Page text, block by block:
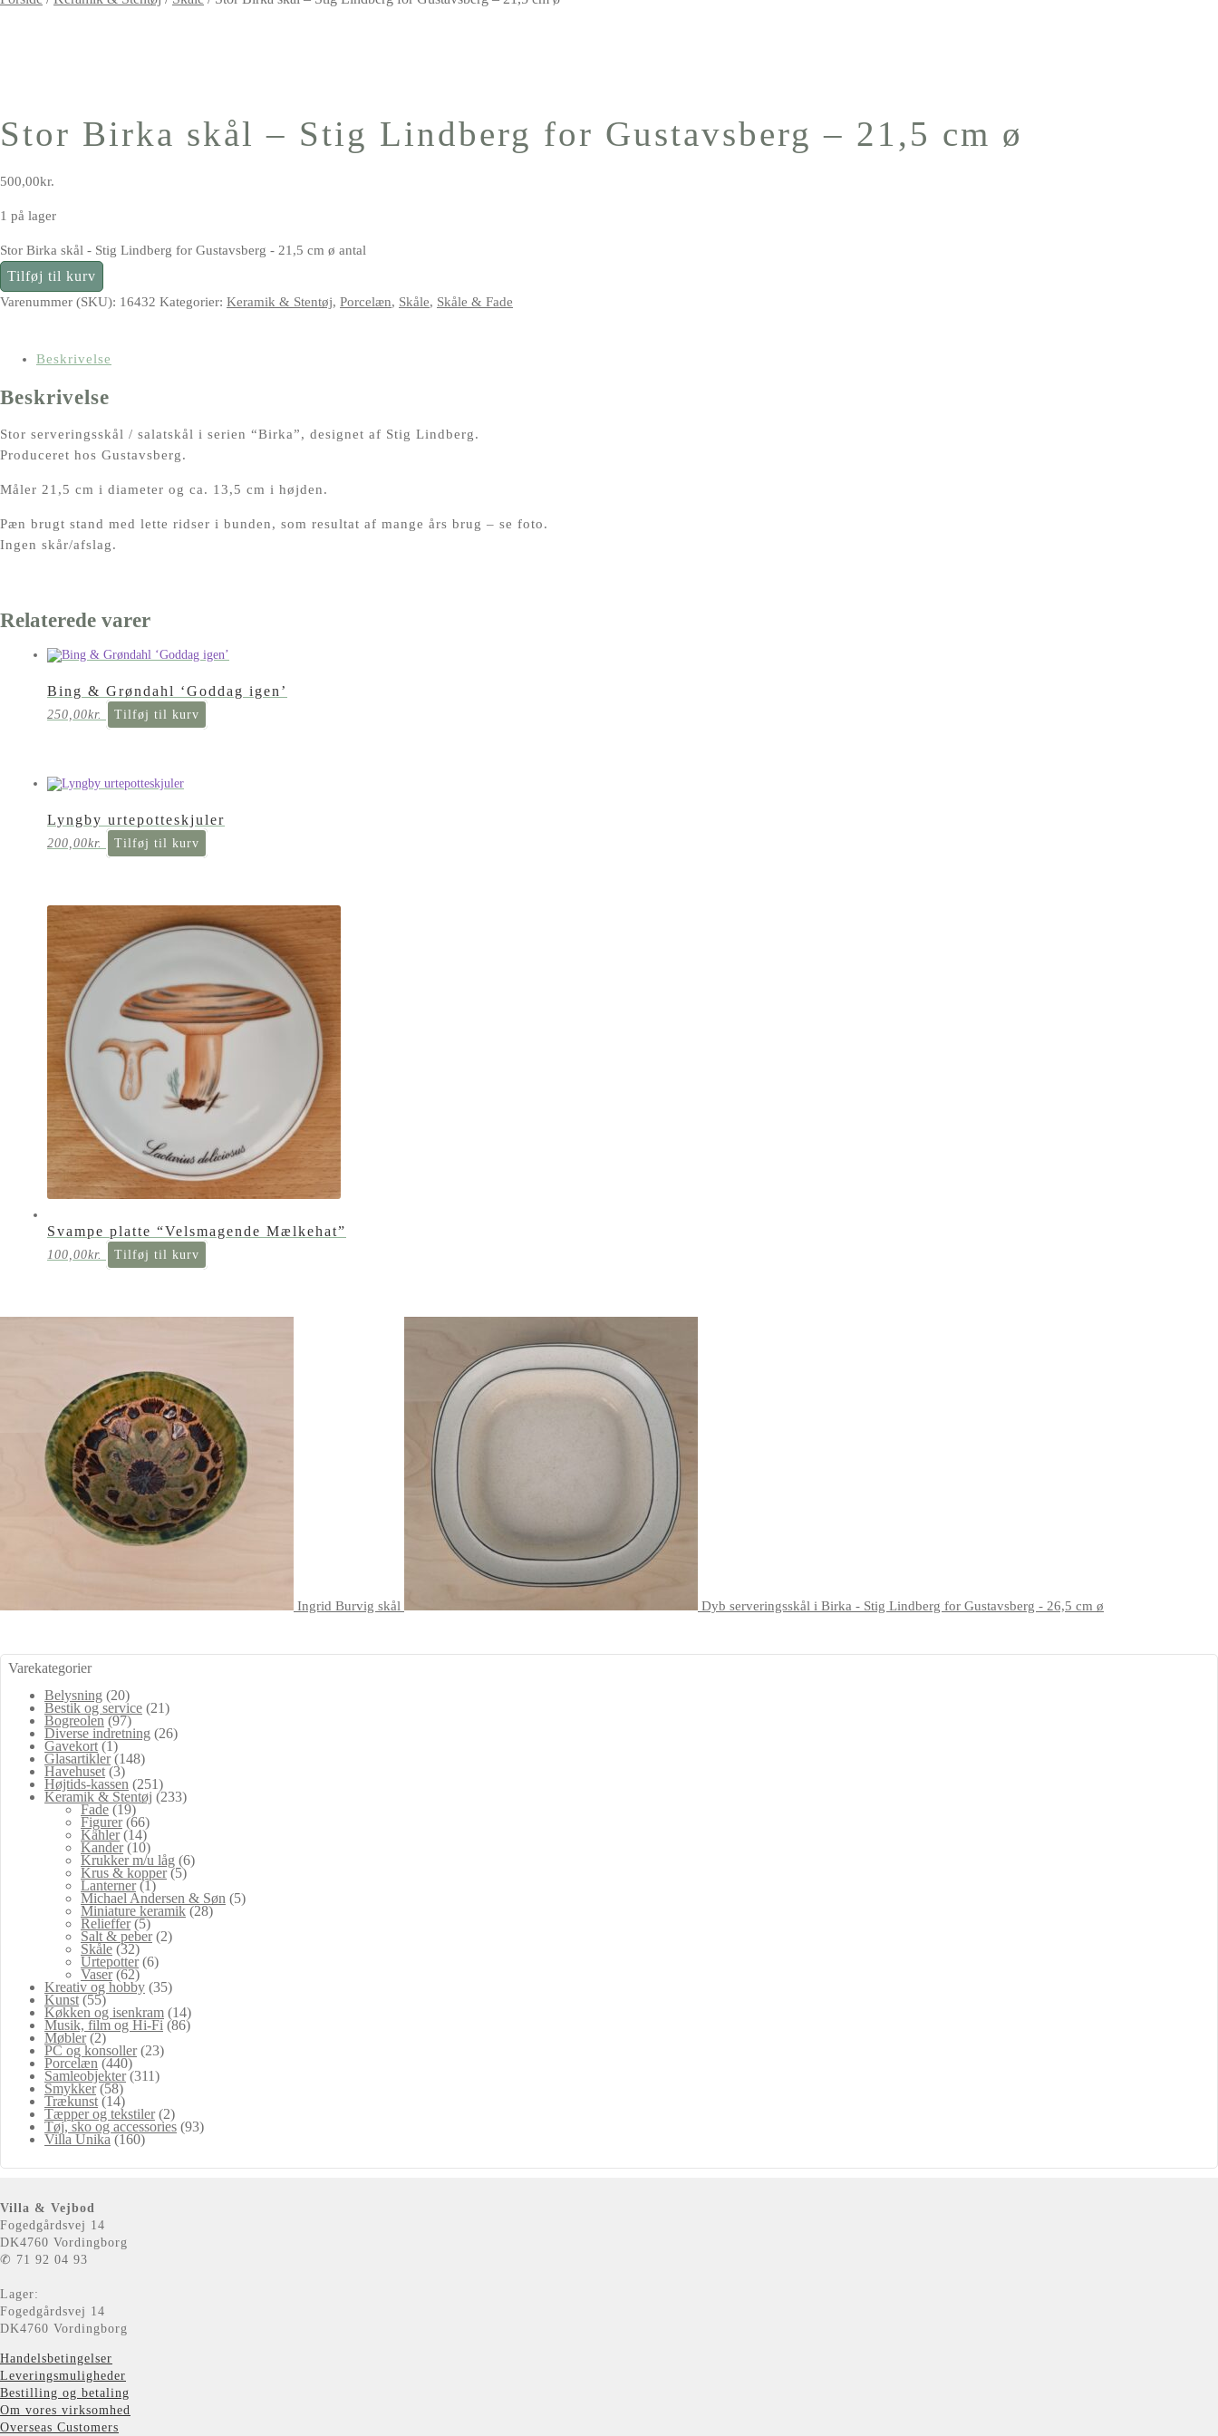
Stor Birka skål – Stig Lindberg for Gustavsberg – 21,5 cm ø
500,00kr.
1 på lager
Stor Birka skål - Stig Lindberg for Gustavsberg - 21,5 cm ø antal
Tilføj til kurv
Varenummer (SKU): 16432 Kategorier: Keramik & Stentøj, Porcelæn, Skåle, Skåle & Fade
Beskrivelse
Beskrivelse
Stor serveringsskål / salatskål i serien “Birka”, designet af Stig Lindberg.
Produceret hos Gustavsberg.
Måler 21,5 cm i diameter og ca. 13,5 cm i højden.
Pæn brugt stand med lette ridser i bunden, som resultat af mange års brug – se foto.
Ingen skår/afslag.
Relaterede varer
Bing & Grøndahl ‘Goddag igen’
250,00kr. Tilføj til kurv
Lyngby urtepotteskjuler
200,00kr. Tilføj til kurv
Svampe platte “Velsmagende Mælkehat”
100,00kr. Tilføj til kurv
Ingrid Burvig skål Dyb serveringsskål i Birka - Stig Lindberg for Gustavsberg - 26,5 cm ø
Varekategorier
Belysning (20)
Bestik og service (21)
Bogreolen (97)
Diverse indretning (26)
Gavekort (1)
Glasartikler (148)
Havehuset (3)
Højtids-kassen (251)
Keramik & Stentøj (233)
Fade (19)
Figurer (66)
Kähler (14)
Kander (10)
Krukker m/u låg (6)
Krus & kopper (5)
Lanterner (1)
Michael Andersen & Søn (5)
Miniature keramik (28)
Relieffer (5)
Salt & peber (2)
Skåle (32)
Urtepotter (6)
Vaser (62)
Kreativ og hobby (35)
Kunst (55)
Køkken og isenkram (14)
Musik, film og Hi-Fi (86)
Møbler (2)
PC og konsoller (23)
Porcelæn (440)
Samleobjekter (311)
Smykker (58)
Trækunst (14)
Tæpper og tekstiler (2)
Tøj, sko og accessories (93)
Villa Unika (160)
Villa & Vejbod
Fogedgårdsvej 14
DK4760 Vordingborg
✆ 71 92 04 93
Lager:
Fogedgårdsvej 14
DK4760 Vordingborg
Handelsbetingelser
Leveringsmuligheder
Bestilling og betaling
Om vores virksomhed
Overseas Customers